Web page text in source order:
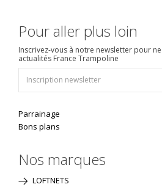
Pour aller plus loin
Inscrivez-vous à notre newsletter pour
actualités France Trampoline
Parrainage
Bons plans
Nos marques
LOFTNETS